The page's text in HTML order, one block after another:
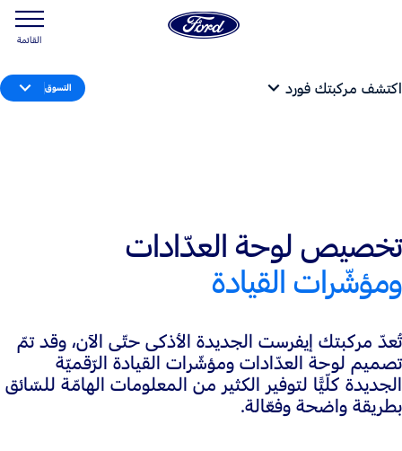
القائمة
اكتشف مركبتك فورد التسوق
تخصيص لوحة العدّادات
ومؤشّرات القيادة
تُعدّ مركبتك إيفرست الجديدة الأذكى حتّى الآن، وقد تمّ
تصميم لوحة العدّادات ومؤشّرات القيادة الرّقميّة
الجديدة كلّيًّا لتوفير الكثير من المعلومات الهامّة للسّائق
بطريقة واضحة وفعّالة.